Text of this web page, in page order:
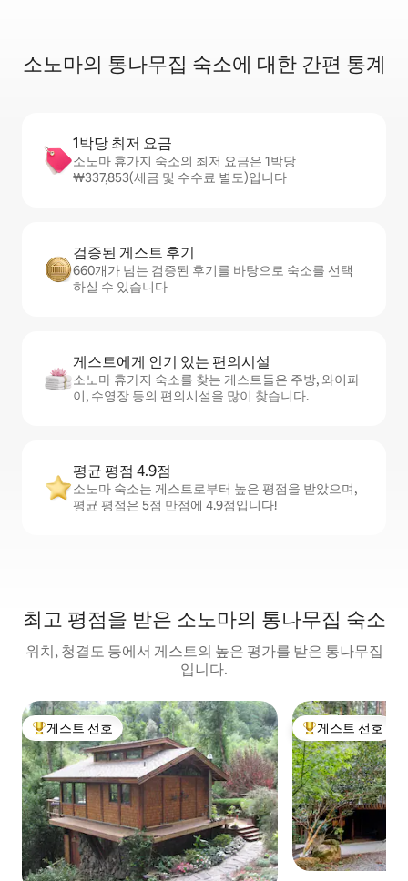
소노마의 통나무집 숙소에 대한 간편 통계
1박당 최저 요금
소노마 휴가지 숙소의 최저 요금은 1박당
₩337,853(세금 및 수수료 별도)입니다
검증된 게스트 후기
660개가 넘는 검증된 후기를 바탕으로 숙소를 선택
하실 수 있습니다
게스트에게 인기 있는 편의시설
소노마 휴가지 숙소를 찾는 게스트들은 주방, 와이파
이, 수영장 등의 편의시설을 많이 찾습니다.
평균 평점 4.9점
소노마 숙소는 게스트로부터 높은 평점을 받았으며,
평균 평점은 5점 만점에 4.9점입니다!
최고 평점을 받은 소노마의 통나무집 숙소
위치, 청결도 등에서 게스트의 높은 평가를 받은 통나무집
입니다.
상위 게스트 선호
게스트 선호 상위 게스트 선호
게스트 선호